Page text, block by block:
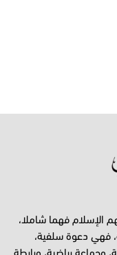
الإسلام فهما شاملا،
فهي دعوة سلفية،
وجماعة رياضية، ورابطة